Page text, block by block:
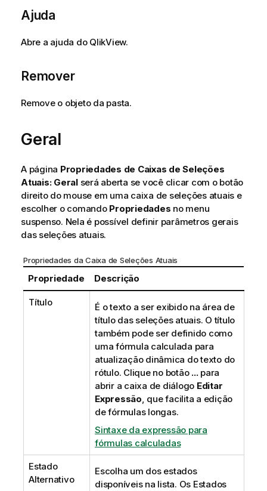
Ajuda
Abre a ajuda do QlikView.
Remover
Remove o objeto da pasta.
Geral
A página Propriedades de Caixas de Seleções
Atuais: Geralserá aberta se você clicar com o botão
direito do mouse em uma caixa de seleções atuais e
escolher o comando Propriedades no menu
suspenso. Nela é possível definir parâmetros gerais
das seleções atuais.
Propriedades da Caixa de Seleções Atuais
Propriedade Descrição
Título
É o texto a ser exibido na área de
título das seleções atuais. O título
também pode ser definido como
uma fórmula calculada para
atualização dinâmica do texto do
rótulo. Clique no botão ...para
abrir a caixa de diálogo Editar
Expressão, que facilita a edição
de fórmulas longas.
Sintaxe da expressão para
fórmulas calculadas
Estado
Alternativo
Escolha um dos estados
disponíveis na lista. Os Estados